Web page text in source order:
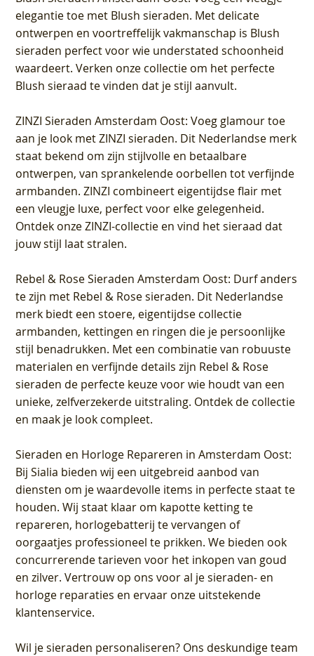
elegantie toe met Blush sieraden. Met delicate
ontwerpen en voortreffelijk vakmanschap is Blush
sieraden perfect voor wie understated schoonheid
waardeert. Verken onze collectie om het perfecte
Blush sieraad te vinden dat je stijl aanvult.
ZINZI Sieraden Amsterdam Oost: Voeg glamour toe
aan je look met ZINZI sieraden. Dit Nederlandse merk
staat bekend om zijn stijlvolle en betaalbare
ontwerpen, van sprankelende oorbellen tot verfijnde
armbanden. ZINZI combineert eigentijdse flair met
een vleugje luxe, perfect voor elke gelegenheid.
Ontdek onze ZINZI-collectie en vind het sieraad dat
jouw stijl laat stralen.
Rebel & Rose Sieraden Amsterdam Oost: Durf anders
te zijn met Rebel & Rose sieraden. Dit Nederlandse
merk biedt een stoere, eigentijdse collectie
armbanden, kettingen en ringen die je persoonlijke
stijl benadrukken. Met een combinatie van robuuste
materialen en verfijnde details zijn Rebel & Rose
sieraden de perfecte keuze voor wie houdt van een
unieke, zelfverzekerde uitstraling. Ontdek de collectie
en maak je look compleet.
Sieraden en Horloge Repareren in Amsterdam Oost:
Bij Sialia bieden wij een uitgebreid aanbod van
diensten om je waardevolle items in perfecte staat te
houden. Wij staat klaar om kapotte ketting te
repareren, horlogebatterij te vervangen of
oorgaatjes professioneel te prikken. We bieden ook
concurrerende tarieven voor het inkopen van goud
en zilver. Vertrouw op ons voor al je sieraden- en
horloge reparaties en ervaar onze uitstekende
klantenservice.
Wil je sieraden personaliseren? Ons deskundige team